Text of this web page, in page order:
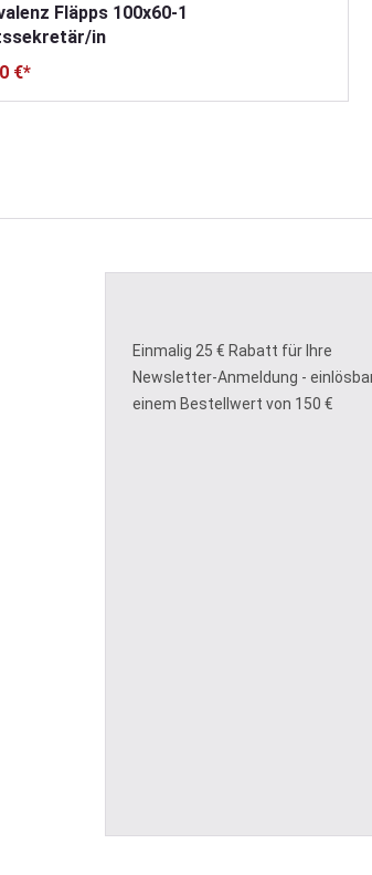
Fläpps 100x60-1
in
€*
Einmalig 25 € Rabatt für Ihre
Newsletter-Anmeldung -
einem Bestellwert von 150 €